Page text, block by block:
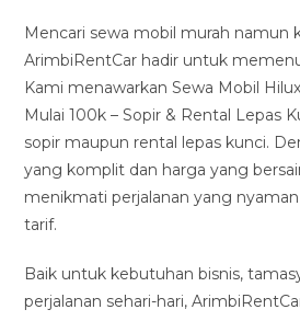
Mencari sewa mobil murah namun
ArimbiRentCar hadir untuk
Kami menawarkan Sewa Mobil
Mulai 100k – Sopir & Rental Lepas
sopir maupun rental lepas kunci.
yang komplit dan harga yang
menikmati perjalanan yang
tarif.
Baik untuk kebutuhan bisnis,
perjalanan sehari-hari,